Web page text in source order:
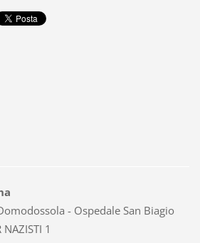
- Ospedale San Biagio
NAZISTI 1